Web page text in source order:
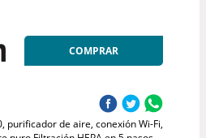
COMPRAR
purificador de aire, conexión Wi-Fi,